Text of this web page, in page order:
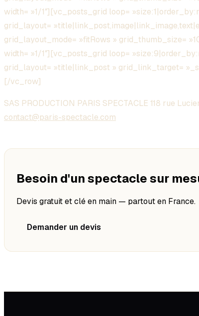
width= »1/1″][vc_posts_grid loop=
grid_layout=
grid_layout_mode= »fitRows » grid_thumb_size=
width= »1/1″][vc_posts_grid loop=
grid_layout= »title|link_post » grid_link_target=
[/vc_row]
SAS PRODUCTION PARIS SPECTACLE 118 rue
contact@paris-spectacle.com
Besoin d'un spectacle sur
Devis gratuit et clé en main — partout en France.
Demander un devis